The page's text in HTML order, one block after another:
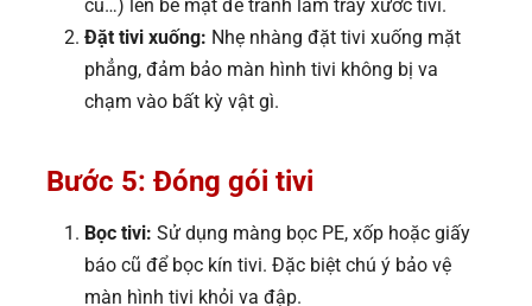
cũ…) lên bề mặt để tránh làm trầy xước tivi.
Đặt tivi xuống: Nhẹ nhàng đặt tivi xuống mặt
phẳng, đảm bảo màn hình tivi không bị va
chạm vào bất kỳ vật gì.
Bước 5: Đóng gói tivi
Bọc tivi: Sử dụng màng bọc PE, xốp hoặc giấy
báo cũ để bọc kín tivi. Đặc biệt chú ý bảo vệ
màn hình tivi khỏi va đập.